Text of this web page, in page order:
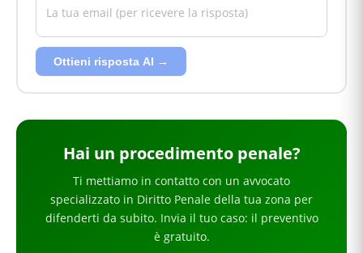
Ottieni risposta AI →
Hai un procedimento penale?
Ti mettiamo in contatto con un avvocato
specializzato in Diritto Penale della tua zona per
difenderti da subito. Invia il tuo caso: il preventivo
è gratuito.